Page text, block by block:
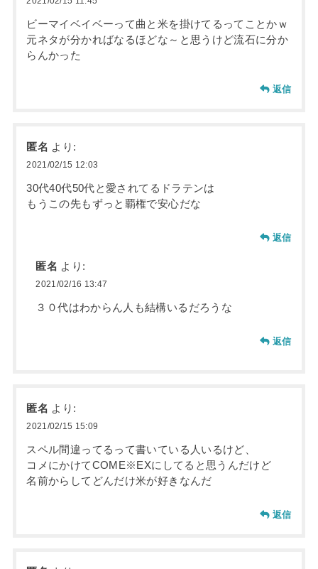
ビーマイベイベーって曲と米を掛けてるってことかｗ
元ネタが分かればなるほどな～と思うけど流石に分か
らんかった
返信
匿名 より:
2021/02/15 12:03
30代40代50代と愛されてるドラテンは
もうこの先もずっと覇権で安心だな
返信
匿名 より:
2021/02/16 13:47
３０代はわからん人も結構いるだろうな
返信
匿名 より:
2021/02/15 15:09
スペル間違ってるって書いている人いるけど、
コメにかけてCOME※EXにしてると思うんだけど
名前からしてどんだけ米が好きなんだ
返信